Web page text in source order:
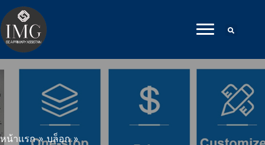
ข้าม
ไป
ที่
เนื้อหา
หน้าแรก » บล็อก »